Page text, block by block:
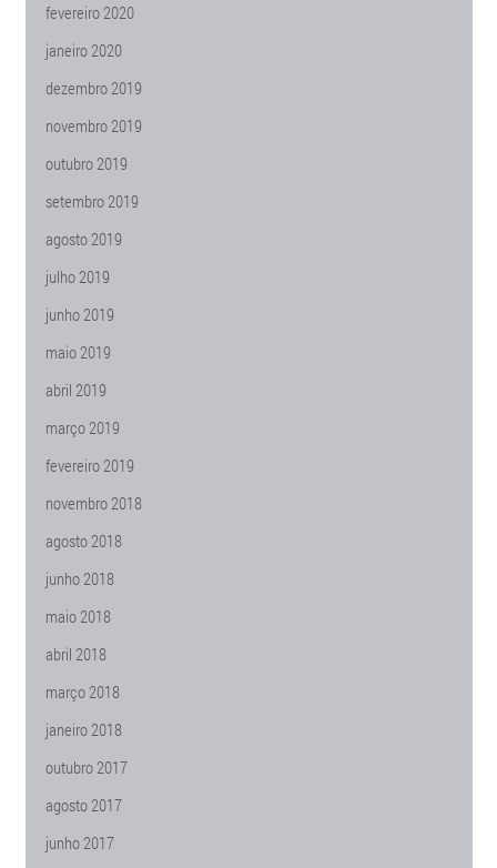
fevereiro 2020
janeiro 2020
dezembro 2019
novembro 2019
outubro 2019
setembro 2019
agosto 2019
julho 2019
junho 2019
maio 2019
abril 2019
março 2019
fevereiro 2019
novembro 2018
agosto 2018
junho 2018
maio 2018
abril 2018
março 2018
janeiro 2018
outubro 2017
agosto 2017
junho 2017